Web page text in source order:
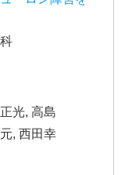
光, 高島
, 西田幸